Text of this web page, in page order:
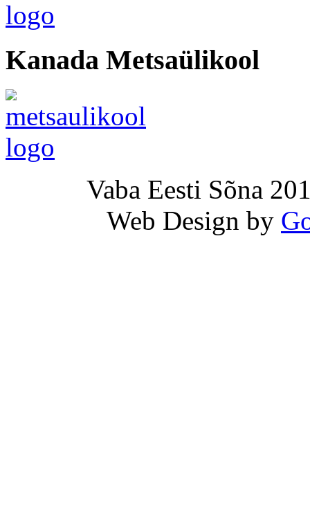
Kanada Metsaülikool
Vaba Eesti Sõna
Web Design by